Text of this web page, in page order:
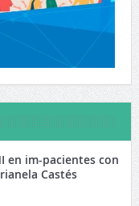
en im-pacientes con
Castés